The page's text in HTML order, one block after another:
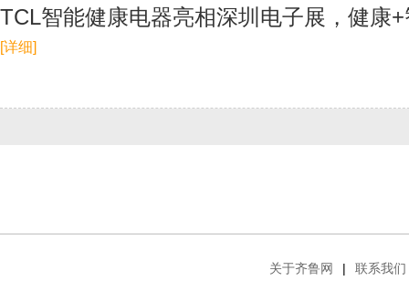
TCL智能健康电器亮相深圳电子展，健康
[详细]
关于齐鲁网 |
联系我们